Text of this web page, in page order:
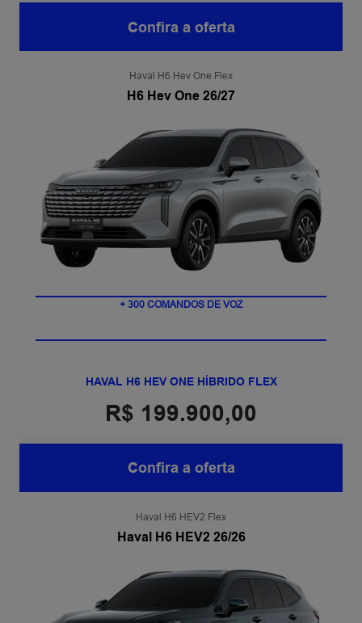
Confira a oferta
Haval H6 Hev One Flex
H6 Hev One 26/27
POTÊNCIA COMBINADA DE 248 CV
HAVAL H6 HEV ONE HÍBRIDO FLEX
R$ 199.900,00
Confira a oferta
Haval H6 HEV2 Flex
Haval H6 HEV2 26/26